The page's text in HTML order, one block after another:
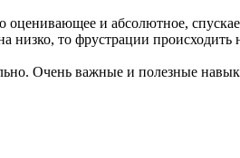
оценивающее и абсолютное,
то фрустрации происходить
Очень важные и полезные